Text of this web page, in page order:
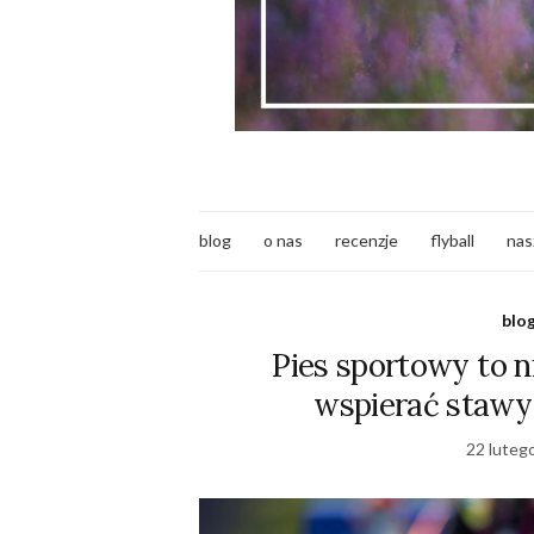
blog o nas recenzje flyball
Pies sportowy to
wspierać
22